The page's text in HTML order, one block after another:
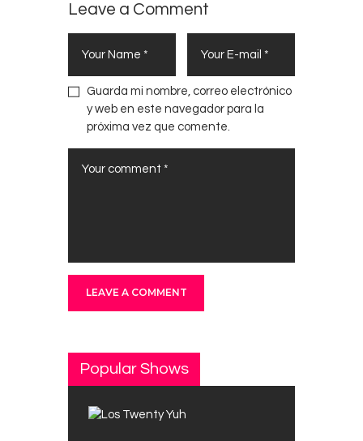
Leave a Comment
Guarda mi nombre, correo electrónico
y web en este navegador para la
próxima vez que comente.
Popular Shows